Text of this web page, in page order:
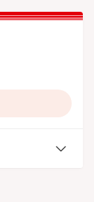
klockan 9